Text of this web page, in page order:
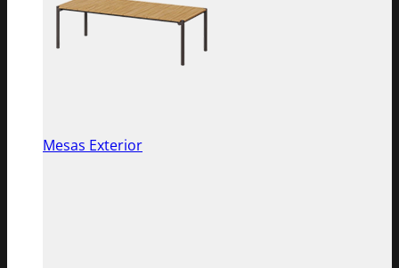
Mesas Exterior